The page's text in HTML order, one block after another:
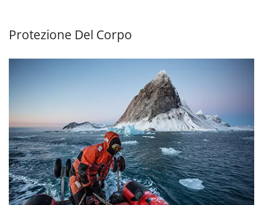
Protezione Del Corpo